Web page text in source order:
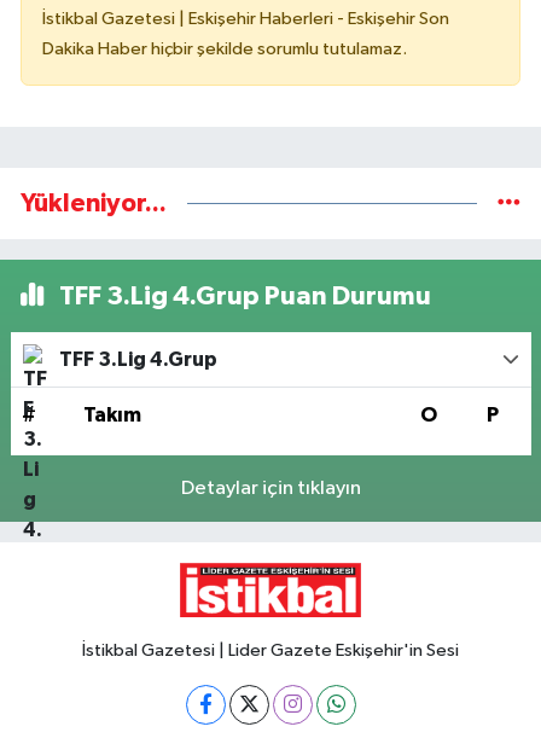
İstikbal Gazetesi | Eskişehir Haberleri - Eskişehir Son
Dakika Haber hiçbir şekilde sorumlu tutulamaz.
Yükleniyor...
TFF 3.Lig 4.Grup Puan Durumu
TFF 3.Lig 4.Grup
# Takım O P
Detaylar için tıklayın
İstikbal Gazetesi | Lider Gazete Eskişehir'in Sesi